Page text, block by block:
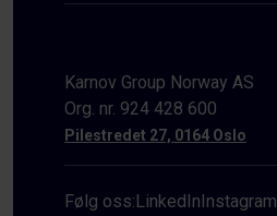
Karnov Group Norway AS
Org. nr. 924 428 600
Pilestredet 27, 0164 Oslo
Følg oss:LinkedInInstagram